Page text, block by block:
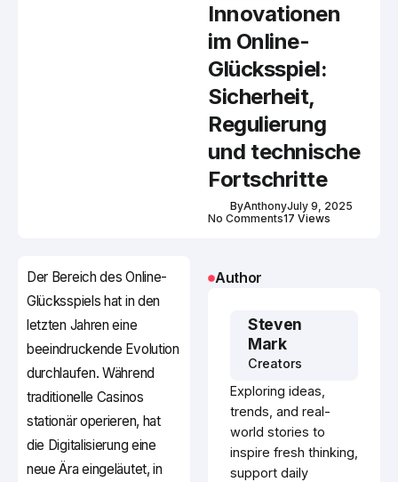
Innovationen
im Online-
Glücksspiel:
Sicherheit,
Regulierung
und technische
Fortschritte
ByAnthonyJuly 9, 2025
No Comments17 Views
Der Bereich des Online-
Glücksspiels hat in den
letzten Jahren eine
beeindruckende Evolution
durchlaufen. Während
traditionelle Casinos
stationär operieren, hat
die Digitalisierung eine
neue Ära eingeläutet, in
Author
Steven
Mark
Creators
Exploring ideas,
trends, and real-
world stories to
inspire fresh thinking,
support daily